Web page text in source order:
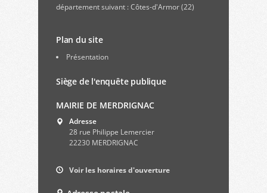
département suivant : Côtes-d'Armor (22)
Plan du site
Présentation
Siège de l'enquête publique
MAIRIE DE MERDRIGNAC
Adresse
28 rue Philippe Lemercier
22230 MERDRIGNAC
Voir les horaires d'ouverture